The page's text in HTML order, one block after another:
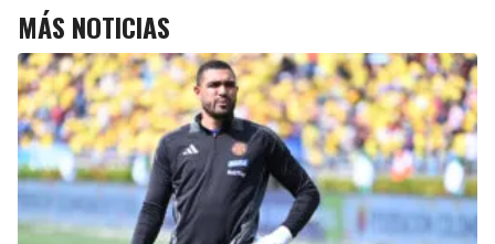
MÁS NOTICIAS